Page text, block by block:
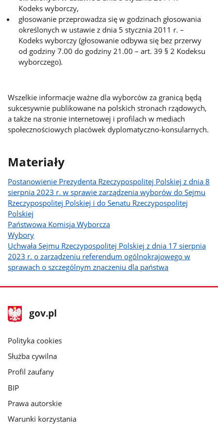
Kodeks wyborczy,
głosowanie przeprowadza się w godzinach głosowania
określonych w ustawie z dnia 5 stycznia 2011 r. –
Kodeks wyborczy (głosowanie odbywa się bez przerwy
od godziny 7.00 do godziny 21.00 – art. 39 § 2 Kodeksu
wyborczego).
Wszelkie informacje ważne dla wyborców za granicą będą
sukcesywnie publikowane na polskich stronach rządowych,
a także na stronie internetowej i profilach w mediach
społecznościowych placówek dyplomatyczno-konsularnych.
Materiały
Postanowienie Prezydenta Rzeczypospolitej Polskiej z dnia 8
sierpnia 2023 r. w sprawie zarządzenia wyborów do Sejmu
Rzeczypospolitej Polskiej i do Senatu Rzeczypospolitej
Polskiej
Państwowa Komisja Wyborcza
Wybory
Uchwała Sejmu Rzeczypospolitej Polskiej z dnia 17 sierpnia
2023 r. o zarządzeniu referendum ogólnokrajowego w
sprawach o szczególnym znaczeniu dla państwa
stopka
gov.pl
Strona
gov.pl
gov.pl
Polityka cookies
Służba cywilna
Profil zaufany
BIP
Prawa autorskie
Warunki korzystania